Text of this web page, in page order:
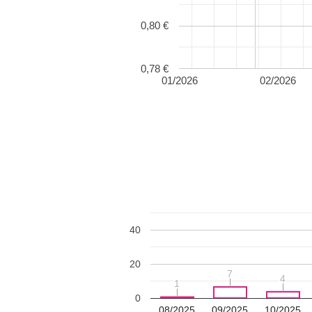
01/2026 02/2026
0,78 €
0,80 €
08/2025 09/2025 10/2025
0
20
40
11
7
7 4
4